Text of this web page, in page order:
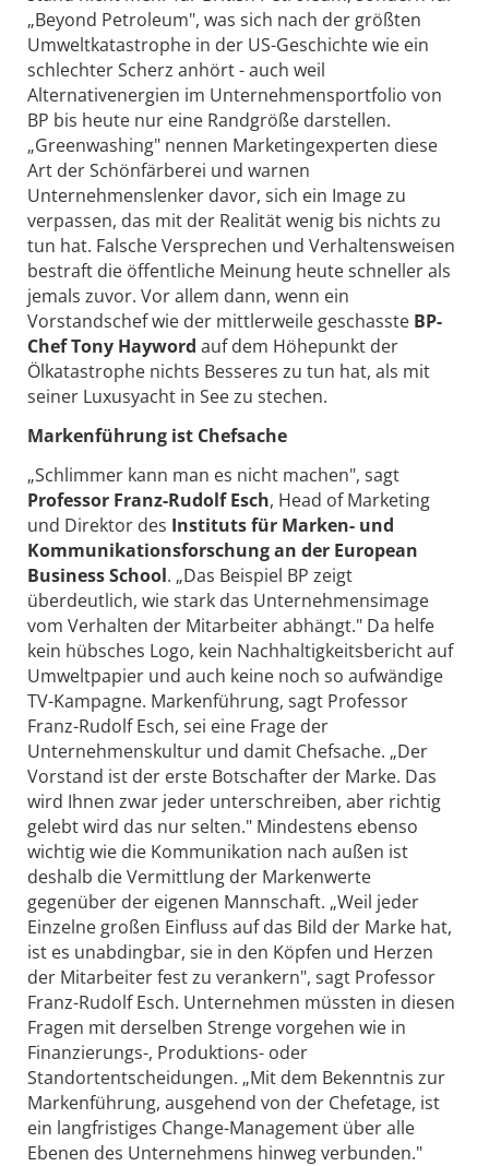
„Beyond Petroleum", was sich nach der größten
Umweltkatastrophe in der US-Geschichte wie ein
schlechter Scherz anhört - auch weil
Alternativenergien im Unternehmensportfolio von
BP bis heute nur eine Randgröße darstellen.
„Greenwashing" nennen Marketingexperten diese
Art der Schönfärberei und warnen
Unternehmenslenker davor, sich ein Image zu
verpassen, das mit der Realität wenig bis nichts zu
tun hat. Falsche Versprechen und Verhaltensweisen
bestraft die öffentliche Meinung heute schneller als
jemals zuvor. Vor allem dann, wenn ein
Vorstandschef wie der mittlerweile geschasste BP-
Chef Tony Hayword auf dem Höhepunkt der
Ölkatastrophe nichts Besseres zu tun hat, als mit
seiner Luxusyacht in See zu stechen.
Markenführung ist Chefsache
„Schlimmer kann man es nicht machen", sagt
Professor Franz-Rudolf Esch, Head of Marketing
und Direktor des Instituts für Marken- und
Kommunikationsforschung an der European
Business School. „Das Beispiel BP zeigt
überdeutlich, wie stark das Unternehmensimage
vom Verhalten der Mitarbeiter abhängt." Da helfe
kein hübsches Logo, kein Nachhaltigkeitsbericht auf
Umweltpapier und auch keine noch so aufwändige
TV-Kampagne. Markenführung, sagt Professor
Franz-Rudolf Esch, sei eine Frage der
Unternehmenskultur und damit Chefsache. „Der
Vorstand ist der erste Botschafter der Marke. Das
wird Ihnen zwar jeder unterschreiben, aber richtig
gelebt wird das nur selten." Mindestens ebenso
wichtig wie die Kommunikation nach außen ist
deshalb die Vermittlung der Markenwerte
gegenüber der eigenen Mannschaft. „Weil jeder
Einzelne großen Einfluss auf das Bild der Marke hat,
ist es unabdingbar, sie in den Köpfen und Herzen
der Mitarbeiter fest zu verankern", sagt Professor
Franz-Rudolf Esch. Unternehmen müssten in diesen
Fragen mit derselben Strenge vorgehen wie in
Finanzierungs-, Produktions- oder
Standortentscheidungen. „Mit dem Bekenntnis zur
Markenführung, ausgehend von der Chefetage, ist
ein langfristiges Change-Management über alle
Ebenen des Unternehmens hinweg verbunden."